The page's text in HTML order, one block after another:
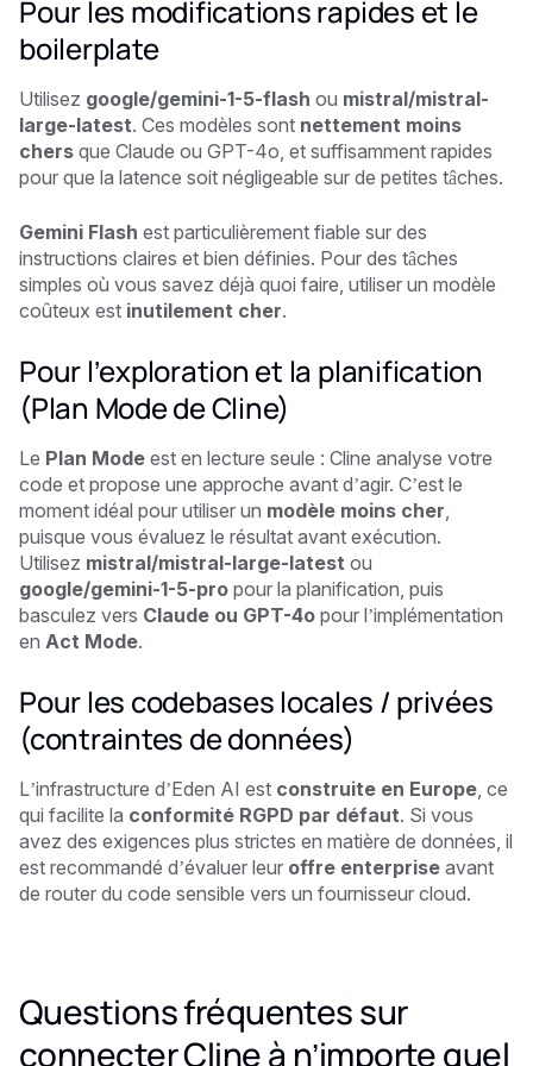
Pour les modifications rapides et le
boilerplate
Utilisez google/gemini-1-5-flash ou mistral/mistral-
large-latest. Ces modèles sont nettement moins
chers que Claude ou GPT-4o, et suffisamment rapides
pour que la latence soit négligeable sur de petites tâches.
Gemini Flash est particulièrement fiable sur des
instructions claires et bien définies. Pour des tâches
simples où vous savez déjà quoi faire, utiliser un modèle
coûteux est inutilement cher.
Pour l’exploration et la planification
(Plan Mode de Cline)
Le Plan Mode est en lecture seule : Cline analyse votre
code et propose une approche avant d’agir. C’est le
moment idéal pour utiliser un modèle moins cher,
puisque vous évaluez le résultat avant exécution.
Utilisez mistral/mistral-large-latest ou
google/gemini-1-5-pro pour la planification, puis
basculez vers Claude ou GPT-4o pour l’implémentation
en Act Mode.
Pour les codebases locales / privées
(contraintes de données)
L’infrastructure d’Eden AI est construite en Europe, ce
qui facilite la conformité RGPD par défaut. Si vous
avez des exigences plus strictes en matière de données, il
est recommandé d’évaluer leur offre enterprise avant
de router du code sensible vers un fournisseur cloud.
Questions fréquentes sur
connecter Cline à n’importe quel